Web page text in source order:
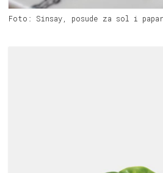
Foto: Sinsay, posude za sol i